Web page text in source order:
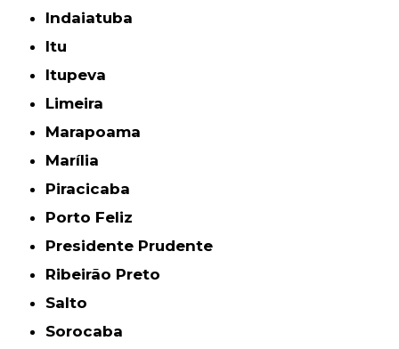
Indaiatuba
Itu
Itupeva
Limeira
Marapoama
Marília
Piracicaba
Porto Feliz
Presidente Prudente
Ribeirão Preto
Salto
Sorocaba